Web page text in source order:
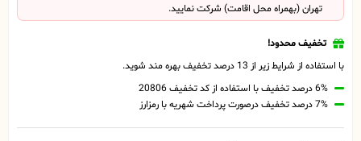
تهران (بهمراه محل اقامت) شرکت نمایید.
تخفیف محدود!
با استفاده از شرایط زیر از 13 درصد تخفیف بهره مند شوید.
6% درصد تخفیف با استفاده از کد تخفیف 20806
7% درصد تخفیف درصورت پرداخت شهریه با رمزارز